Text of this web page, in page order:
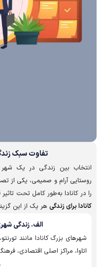
تفاوت سبک زندگی
بین زندگی در یک شهر بزرگ
آرام و صمیمی، یکی از
کانادا به‌طور کامل تحت تاثیر قرار
برای زندگیهر یک از این گزینه‌ها
الف. زندگی شهری (Urban Living):
بزرگ کانادا مانند تورنتو،
مراکز اصلی اقتصادی، فرهنگی، و